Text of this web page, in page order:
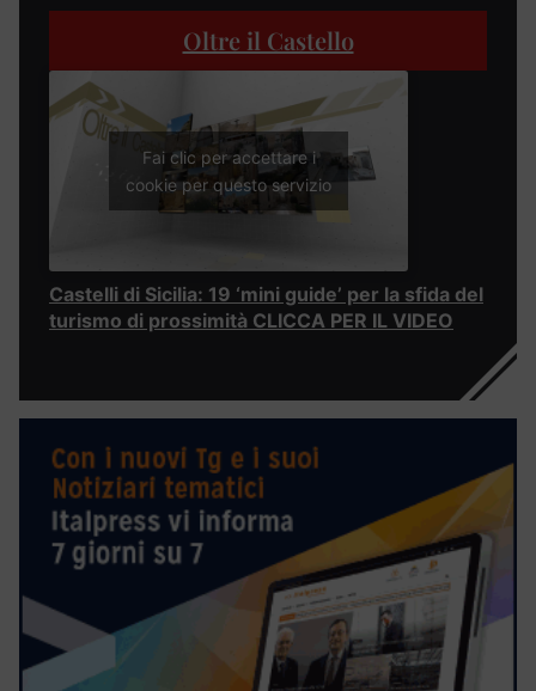
Oltre il Castello
Fai clic per accettare i
cookie per questo servizio
Castelli di Sicilia: 19 ‘mini guide’ per la sfida del
turismo di prossimità CLICCA PER IL VIDEO